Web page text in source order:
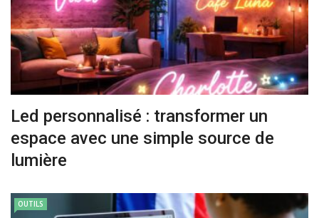
Led personnalisé : transformer un
espace avec une simple source de
lumière
OUTILS